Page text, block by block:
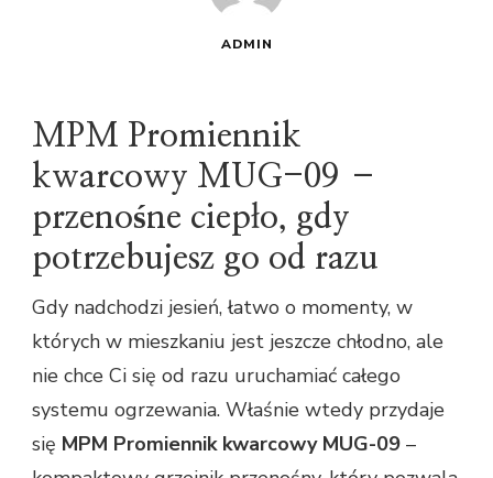
ADMIN
MPM Promiennik
kwarcowy MUG-09 –
przenośne ciepło, gdy
potrzebujesz go od razu
Gdy nadchodzi jesień, łatwo o momenty, w
których w mieszkaniu jest jeszcze chłodno, ale
nie chce Ci się od razu uruchamiać całego
systemu ogrzewania. Właśnie wtedy przydaje
się MPM Promiennik kwarcowy MUG-09 –